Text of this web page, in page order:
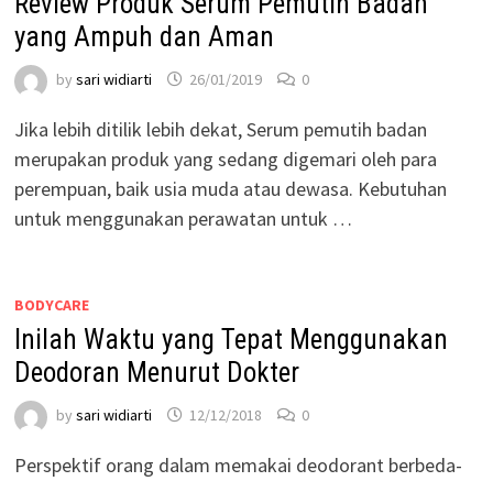
yang Ampuh dan Aman
by sari widiarti 26/01/2019 0
Jika lebih ditilik lebih dekat, Serum pemutih badan
merupakan produk yang sedang digemari oleh para
perempuan, baik usia muda atau dewasa. Kebutuhan
untuk menggunakan perawatan untuk …
BODYCARE
Inilah Waktu yang Tepat Menggunakan
Deodoran Menurut Dokter
by sari widiarti 12/12/2018 0
Perspektif orang dalam memakai deodorant berbeda-